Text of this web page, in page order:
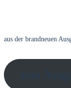
aus der brand­neu­en
zum